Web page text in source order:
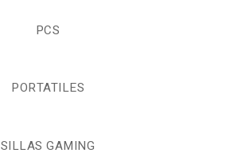
PCS
PORTATILES
SILLAS GAMING